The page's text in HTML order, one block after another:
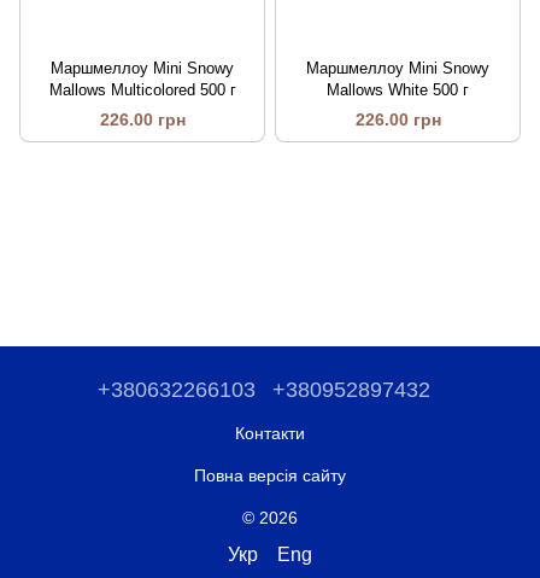
Маршмеллоу Mini Snowy
Mallows Multicolored 500 г
226.00 грн
Маршмеллоу Mini Snowy
Mallows White 500 г
226.00 грн
+380632266103 +380952897432
Контакти
Повна версія сайту
© 2026
Укр Eng